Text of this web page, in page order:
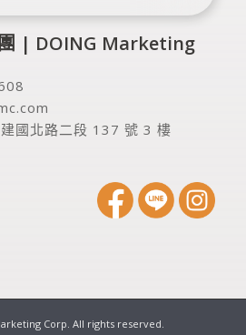
| DOING Marketing
國北路二段 137 號 3 樓
Corp. All rights reserved.